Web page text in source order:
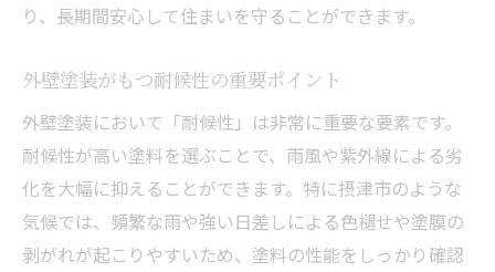
り、長期間安心して住まいを守ることができます。
外壁塗装がもつ耐候性の重要ポイント
外壁塗装において「耐候性」は非常に重要な要素です。
耐候性が高い塗料を選ぶことで、雨風や紫外線による劣
化を大幅に抑えることができます。特に摂津市のような
気候では、頻繁な雨や強い日差しによる色褪せや塗膜の
剥がれが起こりやすいため、塗料の性能をしっかり確認